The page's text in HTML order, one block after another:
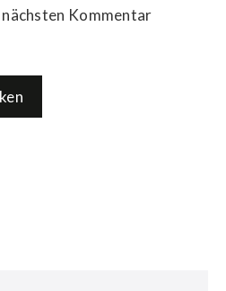
Kommentar